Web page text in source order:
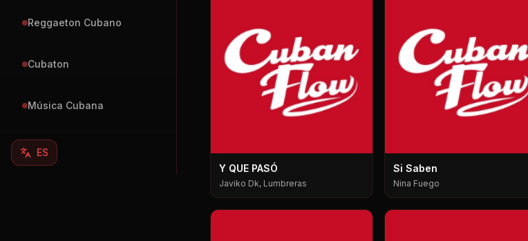
Reggaeton Cubano
Cubaton
Música Cubana
ES
Y QUE PASÓ
Javiko Dk, Lumbreras
Si Saben
Nina Fuego